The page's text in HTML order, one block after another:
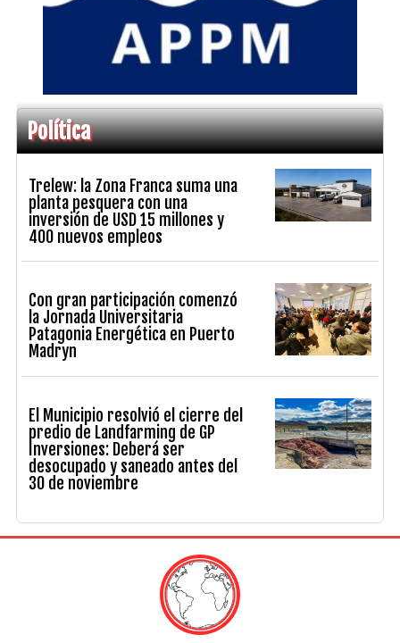
Política
Trelew: la Zona Franca suma una
planta pesquera con una
inversión de USD 15 millones y
400 nuevos empleos
Con gran participación comenzó
la Jornada Universitaria
Patagonia Energética en Puerto
Madryn
El Municipio resolvió el cierre del
predio de Landfarming de GP
Inversiones: Deberá ser
desocupado y saneado antes del
30 de noviembre